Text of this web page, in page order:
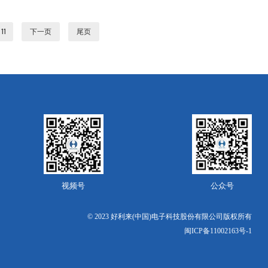
11 下一页 尾页
视频号 公众号
© 2023 好利来(中国)电子科技股份有限公司版权所有
闽ICP备11002163号-1